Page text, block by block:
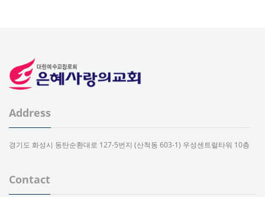
Address
경기도 화성시 동탄순환대로 127-5번지 (산척동 603-1) 우성센트럴타워 10층
Contact